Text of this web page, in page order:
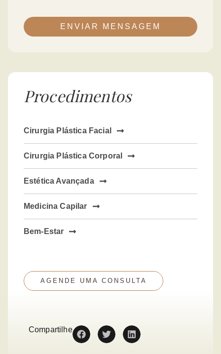
Procedimentos
Cirurgia Plástica Facial
Cirurgia Plástica Corporal
Estética Avançada
Medicina Capilar
Bem-Estar
AGENDE UMA CONSULTA
Compartilhe
ENVIAR MENSAGEM